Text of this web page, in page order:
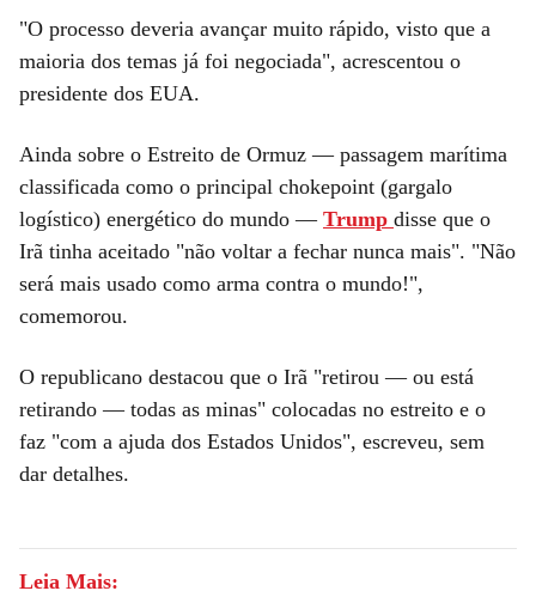
"O processo deveria avançar muito rápido, visto que a
maioria dos temas já foi negociada", acrescentou o
presidente dos EUA.
Ainda sobre o Estreito de Ormuz — passagem marítima
classificada como o principal chokepoint (gargalo
logístico) energético do mundo — Trump disse que o
Irã tinha aceitado "não voltar a fechar nunca mais". "Não
será mais usado como arma contra o mundo!",
comemorou.
O republicano destacou que o Irã "retirou — ou está
retirando — todas as minas" colocadas no estreito e o
faz "com a ajuda dos Estados Unidos", escreveu, sem
dar detalhes.
Leia Mais: